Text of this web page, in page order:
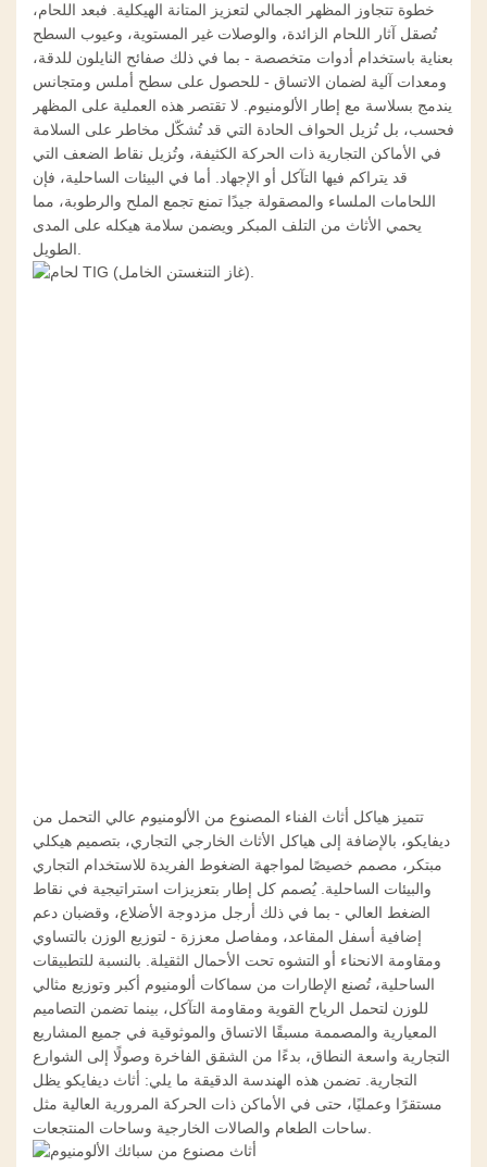
خطوة تتجاوز المظهر الجمالي لتعزيز المتانة الهيكلية. فبعد اللحام،
تُصقل آثار اللحام الزائدة، والوصلات غير المستوية، وعيوب السطح
بعناية باستخدام أدوات متخصصة - بما في ذلك صفائح النايلون للدقة،
ومعدات آلية لضمان الاتساق - للحصول على سطح أملس ومتجانس
يندمج بسلاسة مع إطار الألومنيوم. لا تقتصر هذه العملية على المظهر
فحسب، بل تُزيل الحواف الحادة التي قد تُشكّل مخاطر على السلامة
في الأماكن التجارية ذات الحركة الكثيفة، وتُزيل نقاط الضعف التي
قد يتراكم فيها التآكل أو الإجهاد. أما في البيئات الساحلية، فإن
اللحامات الملساء والمصقولة جيدًا تمنع تجمع الملح والرطوبة، مما
يحمي الأثاث من التلف المبكر ويضمن سلامة هيكله على المدى
الطويل.
تتميز هياكل أثاث الفناء المصنوع من الألومنيوم عالي التحمل من
ديفايكو، بالإضافة إلى هياكل الأثاث الخارجي التجاري، بتصميم هيكلي
مبتكر، مصمم خصيصًا لمواجهة الضغوط الفريدة للاستخدام التجاري
والبيئات الساحلية. يُصمم كل إطار بتعزيزات استراتيجية في نقاط
الضغط العالي - بما في ذلك أرجل مزدوجة الأضلاع، وقضبان دعم
إضافية أسفل المقاعد، ومفاصل معززة - لتوزيع الوزن بالتساوي
ومقاومة الانحناء أو التشوه تحت الأحمال الثقيلة. بالنسبة للتطبيقات
الساحلية، تُصنع الإطارات من سماكات ألومنيوم أكبر وتوزيع مثالي
للوزن لتحمل الرياح القوية ومقاومة التآكل، بينما تضمن التصاميم
المعيارية والمصممة مسبقًا الاتساق والموثوقية في جميع المشاريع
التجارية واسعة النطاق، بدءًا من الشقق الفاخرة وصولًا إلى الشوارع
التجارية. تضمن هذه الهندسة الدقيقة ما يلي: أثاث ديفايكو يظل
مستقرًا وعمليًا، حتى في الأماكن ذات الحركة المرورية العالية مثل
ساحات الطعام والصالات الخارجية وساحات المنتجعات.